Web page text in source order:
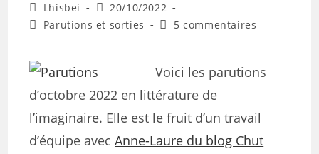
Lhisbei
20/10/2022
Parutions et sorties
5 commentaires
Voici les parutions
d’octobre 2022 en littérature de
l’imaginaire. Elle est le fruit d’un travail
d’équipe avecAnne-Laure du blog Chut